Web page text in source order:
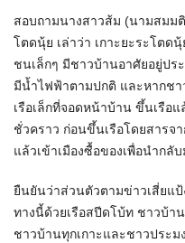
สอบถามนางสาวส้ม (นามสมม
โตดนุ้ย เล่าว่า เกาะยะระโตด
ชนเล็กๆ มีชาวบ้านอาศัยอยู่ปร
มีน้ำไฟฟ้าตามปกติ และหากชา
เรือเล็กที่จอดหน้าบ้าน ขึ้นเรือแ
ชั่วคราว ก่อนขึ้นเรือโดยสารจา
แล้วเข้าเมืองซื้อของเพื่อนำกลับ
ยืนยันว่าส่วนตัวตามข่าวเสี่ยแ
ทางนี้ด้วยเรือสปีดโบ้ท ชาวบ้าน
ชาวบ้านทุกเกาะและชาวประม